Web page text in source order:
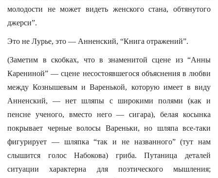
молодости не может видеть женского стана, обтянутого
джерси”.
Это не Лурье, это — Анненский, “Книга отражений”.
(Заметим в скобках, что в знаменитой сцене из “Анны
Карениной” — сцене несостоявшегося объяснения в любви
между Кознышевым и Варенькой, которую имеет в виду
Анненский, — нет шляпы с широкими полями (как и
пенсне ученого, вместо него — сигара), белая косынка
покрывает черные волосы Вареньки, но шляпа все-таки
фигурирует — шляпка “так и не названного” (тут нам
слышится голос Набокова) гриба. Путаница деталей
ситуации характерна для поэтического мышления;